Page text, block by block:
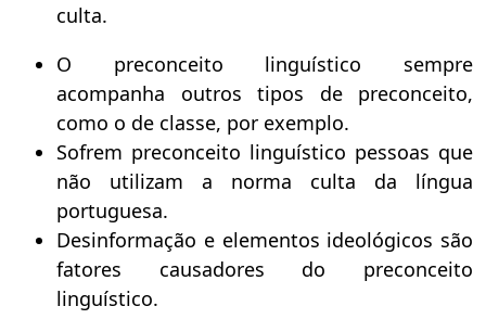
culta.
O preconceito linguístico sempre
acompanha outros tipos de preconceito,
como o de classe, por exemplo.
Sofrem preconceito linguístico pessoas que
não utilizam a norma culta da língua
portuguesa.
Desinformação e elementos ideológicos são
fatores causadores do preconceito
linguístico.